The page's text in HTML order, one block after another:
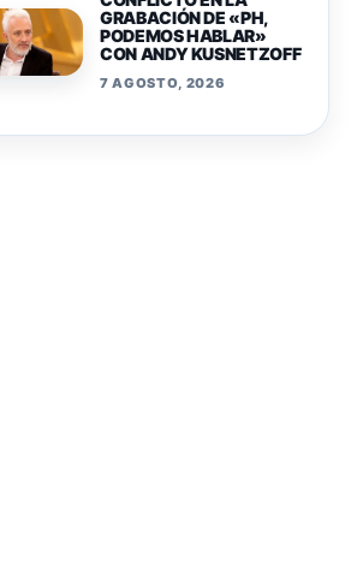
GRABACIÓN DE «PH,
PODEMOS HABLAR»
CON ANDY KUSNETZOFF
7 AGOSTO, 2026